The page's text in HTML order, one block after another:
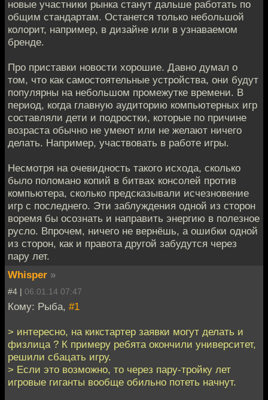
новые участники рынка станут дальше работать по
общим стандартам. Останется только небольшой
колорит, например, в дизайне или в узнаваемом
бренде.
Про приставки новости хорошие. Давно думал о
том, что как самостоятельные устройства, они будут
популярны на небольшом промежутке времени. В
период, когда главную аудиторию компьютерных игр
составляли дети и подростки, которые по причине
возраста обычно не умеют или не желают ничего
делать. Например, участвовать в работе игры.
Несмотря на очевидность такого исхода, сколько
было поломано копий в битвах консолей против
компьютера, сколько предсказывали исчезновение
игр с последнего. Эти заблуждения одной из сторон
воремя бы осознать и направить энергию в полезное
русло. Впрочем, ничего не вернёшь, а ошибки одной
из сторон, как и правота другой забудутся через
пару лет.
Whisper »
#4 | 06.01.14 07:47
Кому: Рыбa, #1
> интересно, на кикстартер заявки могут делать и
физлица ? К примеру ребята окончили университет,
решили сбацать игру.
> Если это возможно, то через пару-тройку лет
игровые гиганты вообще обильно потеть начнут.